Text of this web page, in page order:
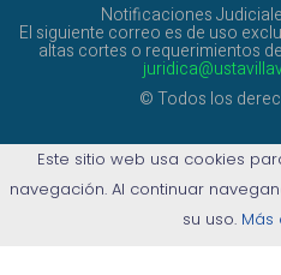
Notificaciones
El siguiente correo es de uso
altas cortes o requerimientos
© Todos los
Este sitio web usa cookies
navegación. Al continuar
su uso. Más